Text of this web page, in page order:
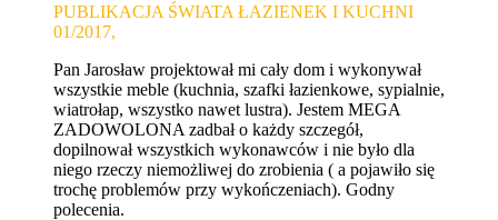
PUBLIKACJA ŚWIATA ŁAZIENEK I KUCHNI
01/2017,
Pan Jarosław projektował mi cały dom i wykonywał
wszystkie meble (kuchnia, szafki łazienkowe, sypialnie,
wiatrołap, wszystko nawet lustra). Jestem MEGA
ZADOWOLONA zadbał o każdy szczegół,
dopilnował wszystkich wykonawców i nie było dla
niego rzeczy niemożliwej do zrobienia ( a pojawiło się
trochę problemów przy wykończeniach). Godny
polecenia.